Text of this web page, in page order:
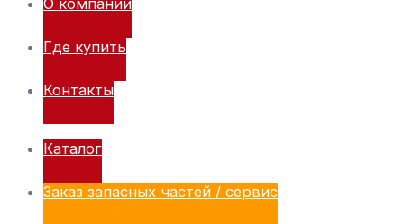
О компании
Где купить
Контакты
Каталог
Заказ запасных частей / сервис